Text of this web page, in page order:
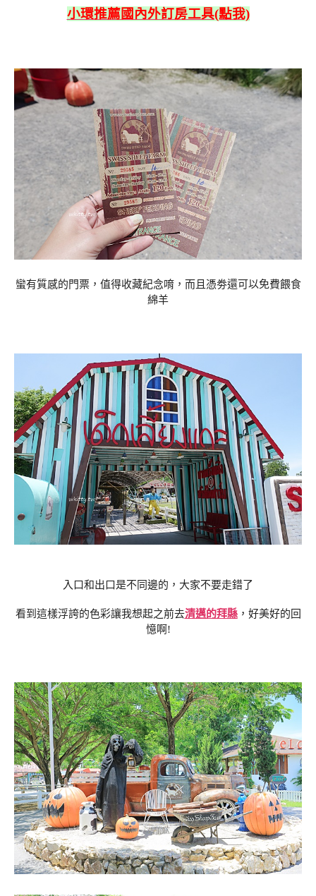
小環推薦國內外訂房工具(點我)
蠻有質感的門票，值得收藏紀念唷，而且憑劵還可以免費餵食
綿羊
入口和出口是不同邊的，大家不要走錯了
看到這樣浮誇的色彩讓我想起之前去清邁的拜縣，好美好的回
憶啊!